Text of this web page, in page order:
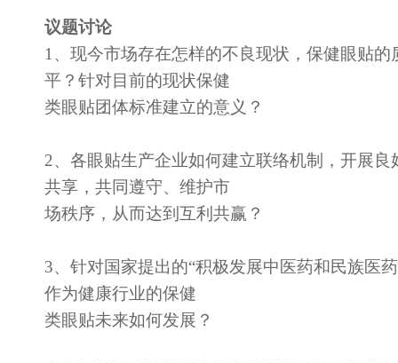
议题讨论
1、现今市场存在怎样的不良现状，保健眼贴的
平？针对目前的现状保健
类眼贴团体标准建立的意义？
2、各眼贴生产企业如何建立联络机制，开展良
共享，共同遵守、维护市
场秩序，从而达到互利共赢？
3、针对国家提出的“积极发展中医药和民族医
作为健康行业的保健
类眼贴未来如何发展？